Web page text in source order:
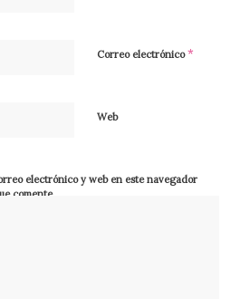
Correo electrónico*
Web
electrónico y web en este navegador
comente.